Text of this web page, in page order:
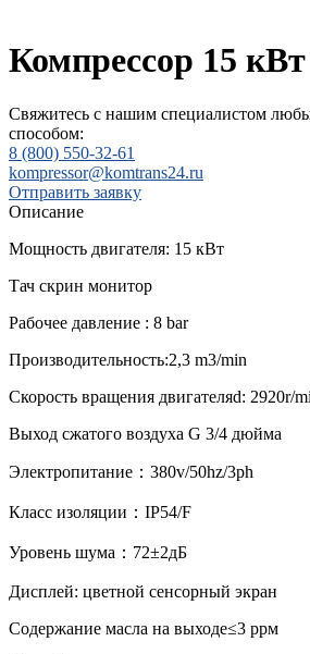
Компрессор 15 кВт
Свяжитесь с нашим специалистом
способом:
8 (800) 550-32-61
kompressor@komtrans24.ru
Отправить заявку
Описание
Мощность двигателя: 15 кВт
Тач скрин монитор
Рабочее давление : 8 bar
Производительность:2,3 m3/min
Скорость вращения двигателяd: 2920r/
Выход сжатого воздуха G 3/4 дюйма
Электропитание：380v/50hz/3ph
Класс изоляции：IP54/F
Уровень шума：72±2дБ
Дисплей: цветной сенсорный экран
Содержание масла на выходе≤3 ррм